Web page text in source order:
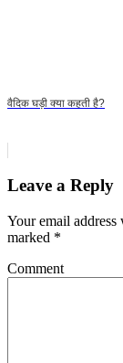
वैदिक घड़ी क्या कहती है?
Leave a Reply
Your email
marked *
Comment